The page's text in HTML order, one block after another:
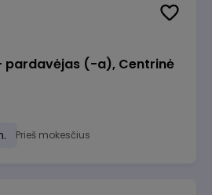
pardavėjas (-a), Centrinė
Prieš mokesčius